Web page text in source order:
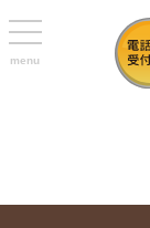
toggle
navigation